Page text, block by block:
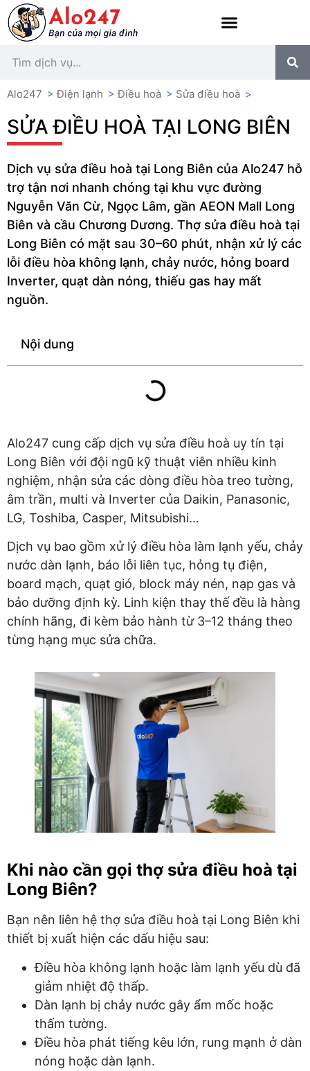
Alo247 >Điện lạnh >Điều hoà > Sửa điều hoà >
SỬA ĐIỀU HOÀ TẠI LONG BIÊN
Dịch vụ sửa điều hoà tại Long Biên của Alo247 hỗ
trợ tận nơi nhanh chóng tại khu vực đường
Nguyễn Văn Cừ, Ngọc Lâm, gần AEON Mall Long
Biên và cầu Chương Dương. Thợ sửa điều hoà tại
Long Biên có mặt sau 30–60 phút, nhận xử lý các
lỗi điều hòa không lạnh, chảy nước, hỏng board
Inverter, quạt dàn nóng, thiếu gas hay mất
nguồn.
Nội dung
Alo247 cung cấp dịch vụ sửa điều hoà uy tín tại
Long Biên với đội ngũ kỹ thuật viên nhiều kinh
nghiệm, nhận sửa các dòng điều hòa treo tường,
âm trần, multi và Inverter của Daikin, Panasonic,
LG, Toshiba, Casper, Mitsubishi…
Dịch vụ bao gồm xử lý điều hòa làm lạnh yếu, chảy
nước dàn lạnh, báo lỗi liên tục, hỏng tụ điện,
board mạch, quạt gió, block máy nén, nạp gas và
bảo dưỡng định kỳ. Linh kiện thay thế đều là hàng
chính hãng, đi kèm bảo hành từ 3–12 tháng theo
từng hạng mục sửa chữa.
Khi nào cần gọi thợ sửa điều hoà tại
Long Biên?
Bạn nên liên hệ thợ sửa điều hoà tại Long Biên khi
thiết bị xuất hiện các dấu hiệu sau:
Điều hòa không lạnh hoặc làm lạnh yếu dù đã
giảm nhiệt độ thấp.
Dàn lạnh bị chảy nước gây ẩm mốc hoặc
thấm tường.
Điều hòa phát tiếng kêu lớn, rung mạnh ở dàn
nóng hoặc dàn lạnh.